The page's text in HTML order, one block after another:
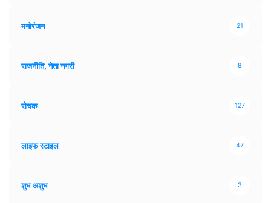
मनोरंजन 21
राजनीति, नेता नगरी 8
रोचक 127
लाइफ स्टाइल 47
शुभ अशुभ 3